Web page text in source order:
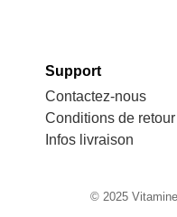
Support
Contactez-nous
Conditions de retour
Infos livraison
© 2025